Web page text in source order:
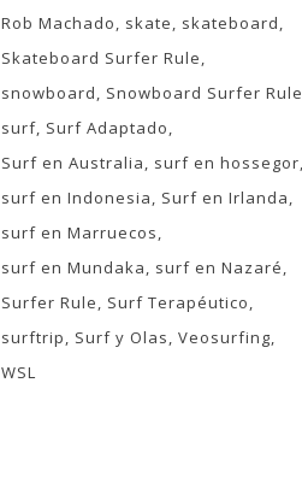
Rob Machado
skate
skateboard
Skateboard Surfer Rule
snowboard
Snowboard Surfer Rule
surf Surf Adaptado
Surf en Australia
surf en hossegor
surf en Indonesia
Surf en Irlanda
surf en Marruecos
surf en Mundaka
surf en Nazaré
Surfer Rule
Surf Terapéutico
surftrip
Surf y Olas Veosurfing
WSL